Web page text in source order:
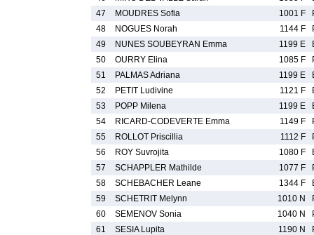
47
MOUDRES Sofia 1001 F
48
NOGUES Norah 1144 F
49
NUNES SOUBEYRAN Emma 1199 E
50
OURRY Elina 1085 F
51
PALMAS Adriana 1199 E
52
PETIT Ludivine 1121 F
53
POPP Milena 1199 E
54
RICARD-CODEVERTE Emma 1149 F
55
ROLLOT Priscillia 1112 F
56
ROY Suvrojita 1080 F
57
SCHAPPLER Mathilde 1077 F
58
SCHEBACHER Leane 1344 F
59
SCHETRIT Melynn 1010 N
60
SEMENOV Sonia 1040 N
61
SESIA Lupita 1190 N